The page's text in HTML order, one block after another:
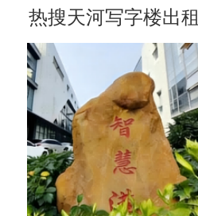
热搜天河写字楼出租